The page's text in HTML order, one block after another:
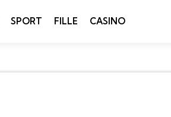
SPORT FILLE CASINO